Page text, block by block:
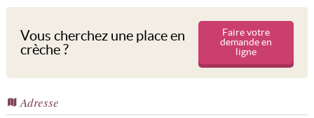
Vous cherchez une place en
crèche ?
Faire votre
demande en
ligne
Adresse